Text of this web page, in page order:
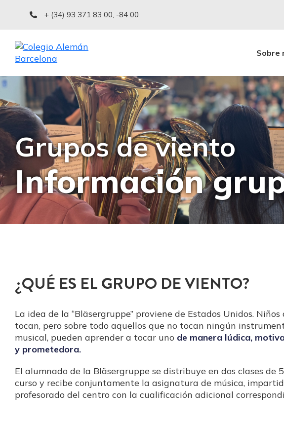
+ (34) 93 371 83 00, -84 00
Sobre
Grupos de viento
Información
¿QUÉ ES EL GRUPO DE VIENTO?
La idea de la “Bläsergruppe” proviene de Estados Unidos. Niños
tocan, pero sobre todo aquellos que no tocan ningún
musical, pueden aprender a tocar uno de manera lúdica,
y prometedora.
El alumnado de la Bläsergruppe se distribuye en dos clases de
curso y recibe conjuntamente la asignatura de música,
profesorado del centro con la cualificación adicional